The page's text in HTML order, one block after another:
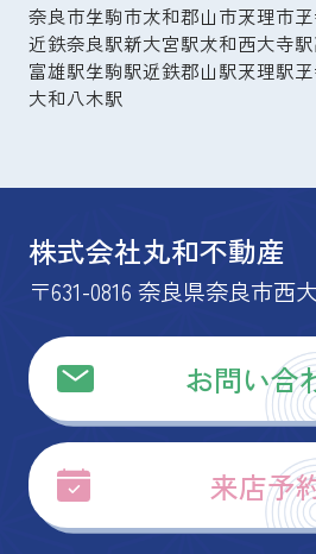
奈良市生駒市大和郡山市天理市
近鉄奈良駅新大宮駅大和西大寺駅
富雄駅生駒駅近鉄郡山駅天理駅
大和八木駅
株式会社丸和不動産
〒631-0816 奈良県奈良市西
お問い合
来店予